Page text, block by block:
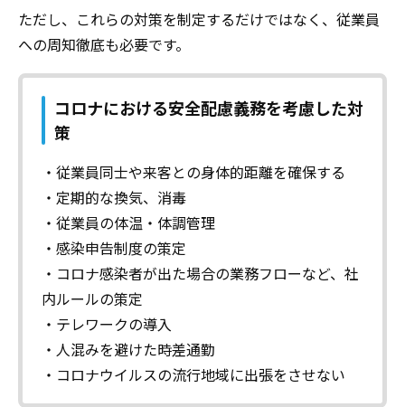
ただし、これらの対策を制定するだけではなく、従業員
への周知徹底も必要です。
コロナにおける安全配慮義務を考慮した対
策
・従業員同士や来客との身体的距離を確保する
・定期的な換気、消毒
・従業員の体温・体調管理
・感染申告制度の策定
・コロナ感染者が出た場合の業務フローなど、社
内ルールの策定
・テレワークの導入
・人混みを避けた時差通勤
・コロナウイルスの流行地域に出張をさせない